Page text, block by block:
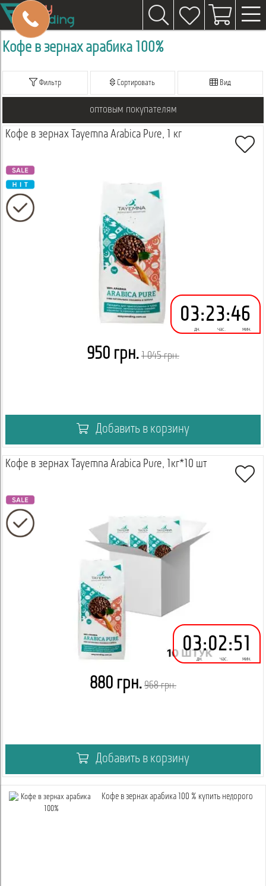
Кофе в зернах арабика 100%
Фильтр Сортировать Вид
оптовым покупателям
Кофе в зернах Tayemna Arabica Pure, 1 кг
03
дн.
:23
час.
:46
мин.
950 грн. 1 045 грн.
Добавить в корзину
Кофе в зернах Tayemna Arabica Pure, 1кг*10 шт
03
дн.
:02
час.
:51
мин.
880 грн. 968 грн.
Добавить в корзину
Кофе в зернах арабика 100 % купить недорого